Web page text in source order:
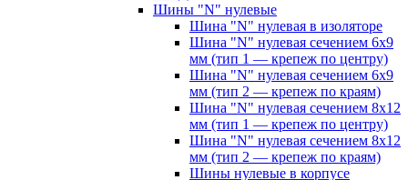
Шины "N" нулевые
Шина "N" нулевая в изоляторе
Шина "N" нулевая сечением 6х9
мм (тип 1 — крепеж по центру)
Шина "N" нулевая сечением 6х9
мм (тип 2 — крепеж по краям)
Шина "N" нулевая сечением 8х12
мм (тип 1 — крепеж по центру)
Шина "N" нулевая сечением 8х12
мм (тип 2 — крепеж по краям)
Шины нулевые в корпусе